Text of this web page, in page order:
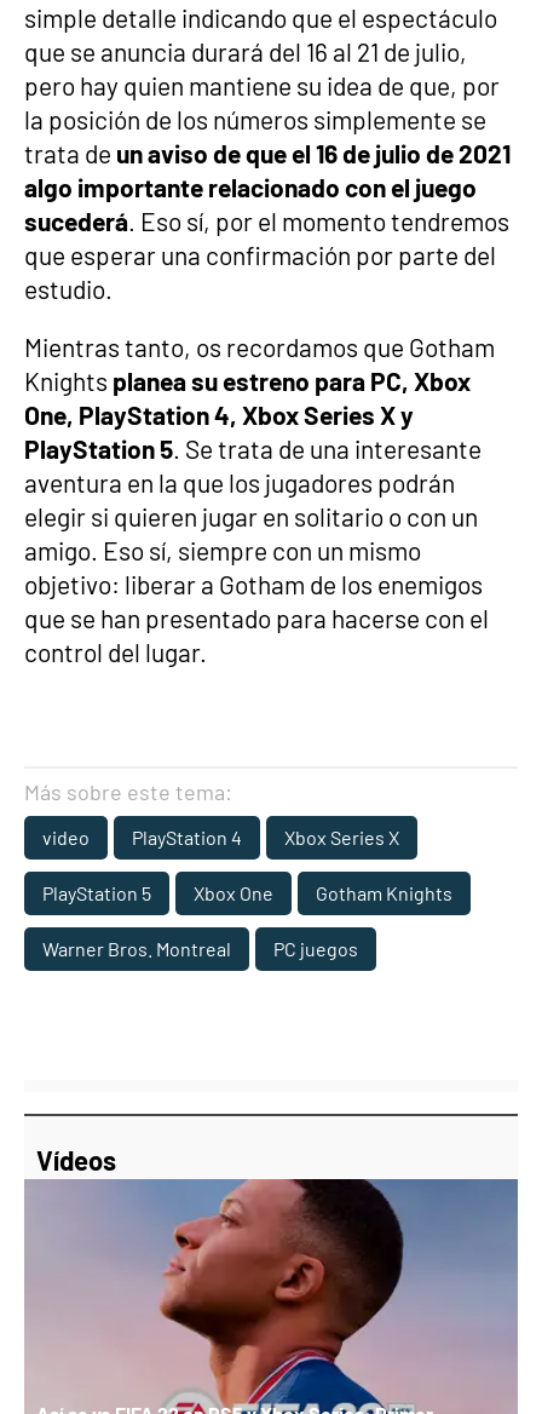
simple detalle indicando que el espectáculo
que se anuncia durará del 16 al 21 de julio,
pero hay quien mantiene su idea de que, por
la posición de los números simplemente se
trata de un aviso de que el 16 de julio de 2021
algo importante relacionado con el juego
sucederá. Eso sí, por el momento tendremos
que esperar una confirmación por parte del
estudio.
Mientras tanto, os recordamos que Gotham
Knights planea su estreno para PC, Xbox
One, PlayStation 4, Xbox Series X y
PlayStation 5. Se trata de una interesante
aventura en la que los jugadores podrán
elegir si quieren jugar en solitario o con un
amigo. Eso sí, siempre con un mismo
objetivo: liberar a Gotham de los enemigos
que se han presentado para hacerse con el
control del lugar.
Más sobre este tema:
video PlayStation 4 Xbox Series X
PlayStation 5 Xbox One Gotham Knights
Warner Bros. Montreal PC juegos
Vídeos